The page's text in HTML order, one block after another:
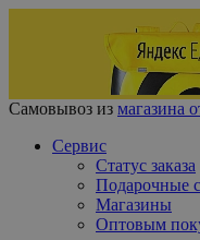
Самовывоз из магазина
Сервис
Статус заказа
Подарочные
Магазины
Оптовым